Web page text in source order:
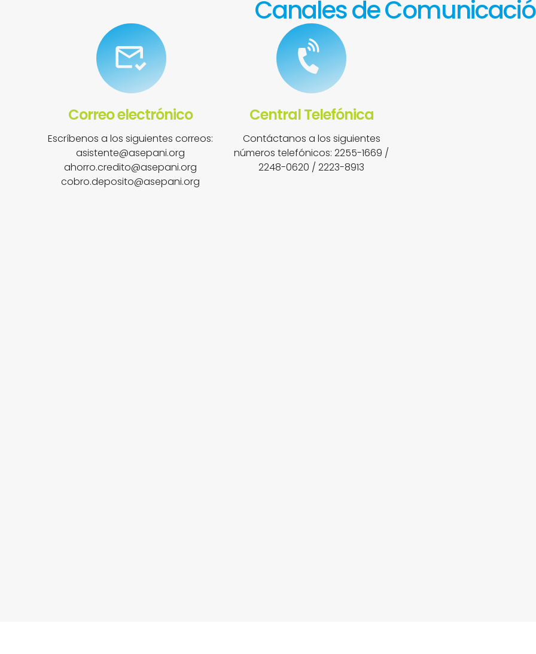
Canales de
Correo electrónico
Escríbenos a los siguientes correos:
asistente@asepani.org
ahorro.credito@asepani.org
cobro.deposito@asepani.org
Central Telefónica
Contáctanos a los siguientes
números telefónicos: 2255-1669 /
2248-0620 / 2223-8913